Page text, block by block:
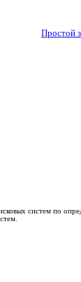
Простой
систем по